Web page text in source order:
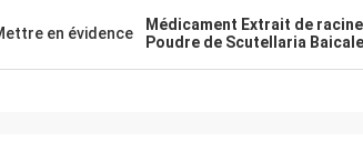
en évidence Médicament Extrait de
Poudre de Scutellaria